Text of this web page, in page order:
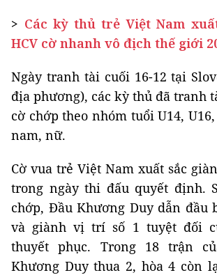
> Các kỳ thủ trẻ Việt Nam
HCV cờ nhanh vô địch thế giới
Ngày tranh tài cuối 16-12 tại
địa phương), các kỳ thủ đã tranh
cờ chớp theo nhóm tuổi U14,
nam, nữ.
Cờ vua trẻ Việt Nam xuất sắc
trong ngày thi đấu quyết định.
chớp, Đầu Khương Duy dẫn đầu
và giành vị trí số 1 tuyệt đối
thuyết phục. Trong 18 trận
Khương Duy thua 2, hòa 4 còn